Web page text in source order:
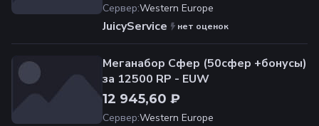
Сервер:Western Europe
JuicyService нет оценок
Меганабор Сфер (50сфер +бонусы)
за 12500 RP - EUW
12 945,60 ₽
Сервер:Western Europe